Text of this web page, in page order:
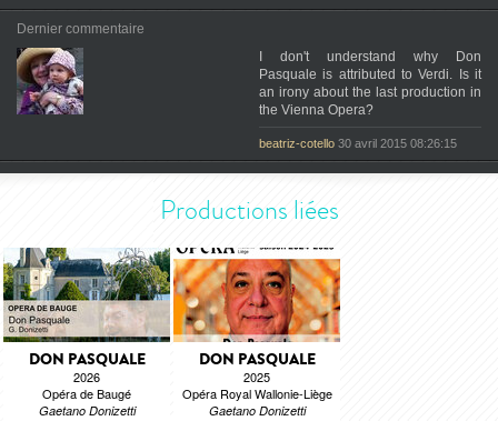
Dernier commentaire
I don't understand why Don
Pasquale is attributed to Verdi. Is it
an irony about the last production in
the Vienna Opera?
beatriz-cotello 30 avril 2015 08:26:15
Productions liées
DON PASQUALE
2026
Opéra de Baugé
Gaetano Donizetti
DON PASQUALE
2025
Opéra Royal Wallonie-Liège
Gaetano Donizetti